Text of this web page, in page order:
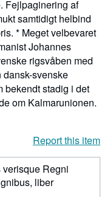
Fejlpaginering af
samtidigt helbind
* Meget velbevaret
Johannes
rigsvåben med
svenske
bekendt stadig i det
om Kalmarunionen.
Report this item
Regni
liber